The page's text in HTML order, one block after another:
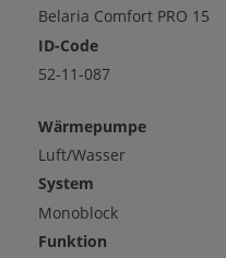
Belaria Comfort PRO 15
ID-Code
52-11-087
Wärmepumpe
Luft/Wasser
System
Monoblock
Funktion